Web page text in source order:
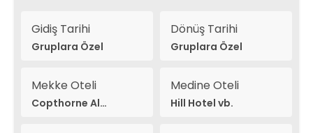
Gidiş Tarihi
Gruplara Özel
Dönüş Tarihi
Gruplara Özel
Mekke Oteli
Copthorne Al
Medine Oteli
Hill Hotel vb.